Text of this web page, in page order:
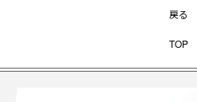
戻る
TOP